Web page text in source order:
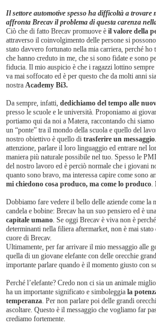
Il settore automotive spesso ha difficoltà a trovare
affronta Brecav il problema di questa carenza
Ciò che di fatto Brecav promuove è il valore della
attraverso il coinvolgimento delle persone si
stato davvero fortunato nella mia carriera, perché
che hanno creduto in me, che si sono fidate e sono
fiducia. Il mio auspicio è che i ragazzi lottino
va mai soffocato ed è per questo che da molti anni
nostra Academy Bi3.
Da sempre, infatti, dedichiamo del tempo alle
presso le scuole e le università. Proponiamo ai
portiamo qui da noi a Matera, raccontando chi
un “ponte” tra il mondo della scuola e quello del
nostro obiettivo è quello di trasferire un messaggio
attenzione, parlare il loro linguaggio ed entrare nel
maniera più naturale possibile nel tuo. Spesso le
del nostro lavoro ed è perciò normale che i giovani
quanto sono bravo, ma interessa capire come sono
mi chiedono cosa produco, ma come lo produco.
Dobbiamo fare vedere il bello delle aziende come la
candela e bobine: Brecav ha un suo pensiero ed è
capitale umano. Se oggi Brecav è viva non è
determinanti nella filiera aftermarket, non è mai
cuore di Brecav.
Ultimamente, per far arrivare il mio messaggio alle
quella di un giovane elefante con delle orecchie
importante parlare quando è il momento giusto con
Perché l’elefante? Credo non ci sia un animale
ha un importante significato e simboleggia la
temperanza. Per non parlare poi delle grandi
ascoltare. Questo è il messaggio che vogliamo far
crediamo fortemente.